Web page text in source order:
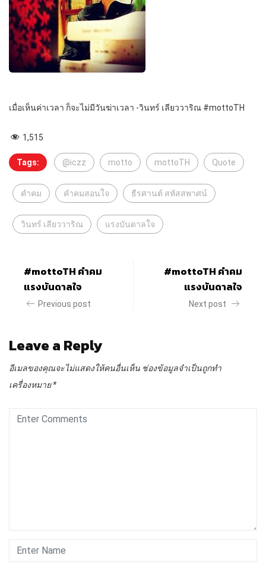
เมื่อเห็นค่าเวลา ก็จะไม่มีวันฆ่าเวลา -วินทร์ เลียววาริณ #mottoTH
1,515
Tags: @iczz motto mottoTH Quote
คำคม คําคมสอนใจ ธีรศานต์ สหัสสพาศน์
วินทร์ เลียววาริณ แรงบันดาลใจ
#mottoTH คำคม
แรงบันดาลใจ
Previous post
#mottoTH คำคม
แรงบันดาลใจ
Next post
Leave a Reply
อีเมลของคุณจะไม่แสดงให้คนอื่นเห็น ช่องข้อมูลจำเป็นถูกทำ
เครื่องหมาย*